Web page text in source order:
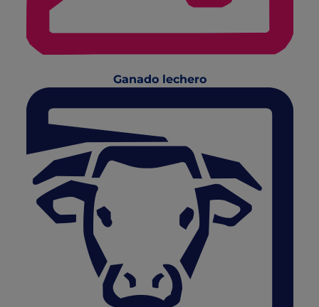
Ganado lechero